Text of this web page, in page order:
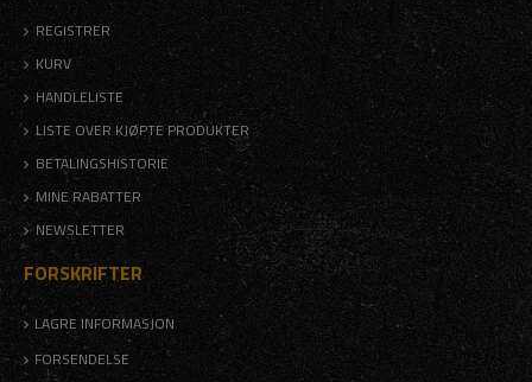
REGISTRER
KURV
HANDLELISTE
LISTE OVER KJØPTE PRODUKTER
BETALINGSHISTORIE
MINE RABATTER
NEWSLETTER
FORSKRIFTER
LAGRE INFORMASJON
FORSENDELSE